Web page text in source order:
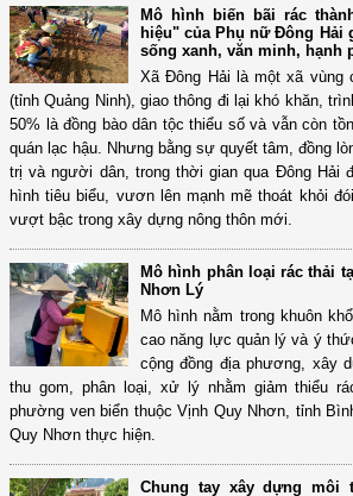
Mô hình biến bãi rác
hiệu" của Phụ nữ Đông Hải
sống xanh, văn minh, hạnh
Xã Đông Hải là một xã vùng
(tỉnh Quảng Ninh), giao thông đi lại khó khăn,
50% là đồng bào dân tộc thiểu số và vẫn còn
quán lạc hậu. Nhưng bằng sự quyết tâm, đồng
trị và người dân, trong thời gian qua Đông Hải
hình tiêu biểu, vươn lên mạnh mẽ thoát khỏi
vượt bậc trong xây dựng nông thôn mới.
Mô hình phân loại rác thải
Nhơn Lý
Mô hình nằm trong khuôn
cao năng lực quản lý và ý
cộng đồng địa phương, xây
thu gom, phân loại, xử lý nhằm giảm thiểu
phường ven biển thuộc Vịnh Quy Nhơn, tỉnh
Quy Nhơn thực hiện.
Chung tay xây dựng môi